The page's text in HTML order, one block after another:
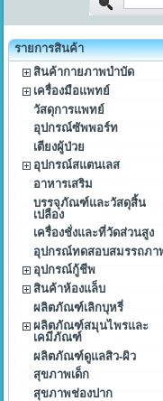
รายการสินค้า
สินค้ากายภาพบำบัด
เครื่องมือแพทย์
วัสดุการแพทย์
อุปกรณ์ซัพพอร์ท
เตียงผู้ป่วย
อุปกรณ์สแตนเลส
อาหารเสริม
บรรจุภัณฑ์และวัสดุสิ้น
เปลือง
เครื่องชั่งและที่วัดส่วนสูง
อุปกรณ์ทดสอบสมรรถภา
อุปกรณ์กู้ชีพ
สินค้าห้องแล็บ
ผลิตภัณฑ์เลิกบุหรี่
ผลิตภัณฑ์สมุนไพรและ
เคมีภัณฑ์
ผลิตภัณฑ์ดูแลสิว-ผิว
สุขภาพเด็ก
สุขภาพช่องปาก